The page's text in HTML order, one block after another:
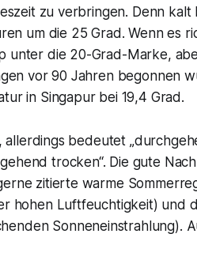
zu verbringen. Denn
um die 25 Grad. Wenn es
unter die 20-Grad-Marke,
vor 90 Jahren begonnen
in Singapur bei 19,4 Grad.
allerdings bedeutet
trocken“. Die gute
zitierte warme
hohen Luftfeuchtigkeit) und
Sonneneinstrahlung).